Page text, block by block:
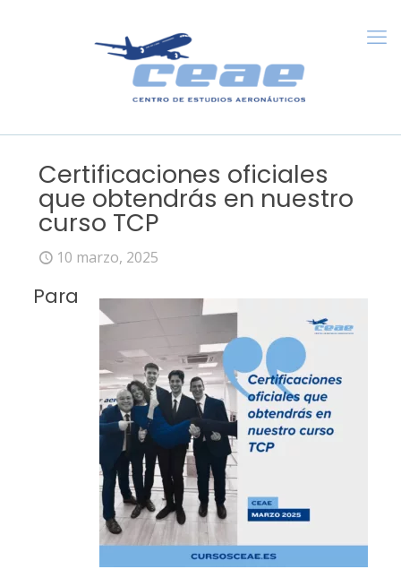
Certificaciones oficiales
que obtendrás en nuestro
curso TCP
10 marzo, 2025
Para